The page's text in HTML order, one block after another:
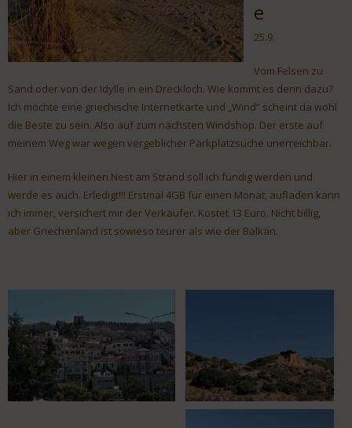
e
25.9.
Vom Felsen zu
Sand oder von der Idylle in ein Dreckloch. Wie kommt es denn dazu?
Ich möchte eine griechische Internetkarte und „Wind“ scheint da wohl
die Beste zu sein. Also auf zum nächsten Windshop. Der erste auf
meinem Weg war wegen vergeblicher Parkplatzsuche unerreichbar.
Hier in einem kleinen Nest am Strand soll ich fündig werden und
werde es auch. Erledigt!!! Erstmal 4GB für einen Monat, aufladen kann
ich immer, versichert mir der Verkäufer. Kostet 13 Euro. Nicht billig,
aber Griechenland ist sowieso teurer als wie der Balkan.